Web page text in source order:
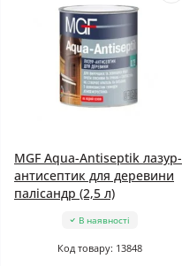
MGF Aqua-Antiseptik лазур-
антисептик для деревини
палісандр (2,5 л)
В наявності
Код товару: 13848